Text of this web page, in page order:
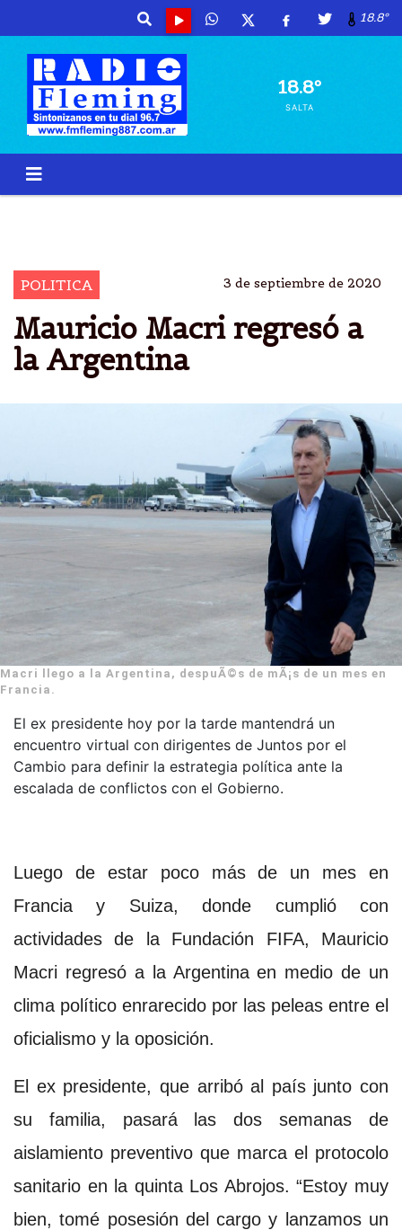
18.8º
18.8º
SALTA
POLITICA 3 de septiembre de 2020
Mauricio Macri regresó a
la Argentina
Macri llego a la Argentina, despuÃ©s de mÃ¡s de un mes en
Francia.
El ex presidente hoy por la tarde mantendrá un
encuentro virtual con dirigentes de Juntos por el
Cambio para definir la estrategia política ante la
escalada de conflictos con el Gobierno.
Luego de estar poco más de un mes en
Francia y Suiza, donde cumplió con
actividades de la Fundación FIFA, Mauricio
Macri regresó a la Argentina en medio de un
clima político enrarecido por las peleas entre el
oficialismo y la oposición.
El ex presidente, que arribó al país junto con
su familia, pasará las dos semanas de
aislamiento preventivo que marca el protocolo
sanitario en la quinta Los Abrojos. “Estoy muy
bien, tomé posesión del cargo y lanzamos un